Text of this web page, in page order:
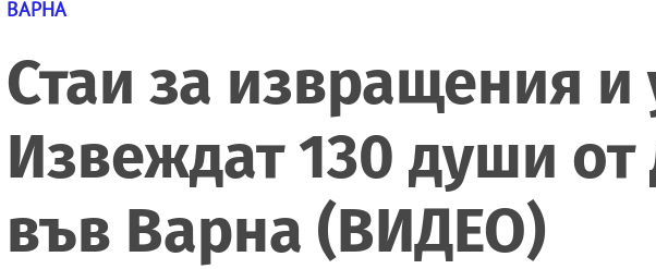
ВАРНА
Стаи за извращения
Извеждат 130 души
във Варна (ВИДЕО)